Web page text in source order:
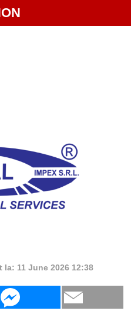
la: 11 June 2026 12:38